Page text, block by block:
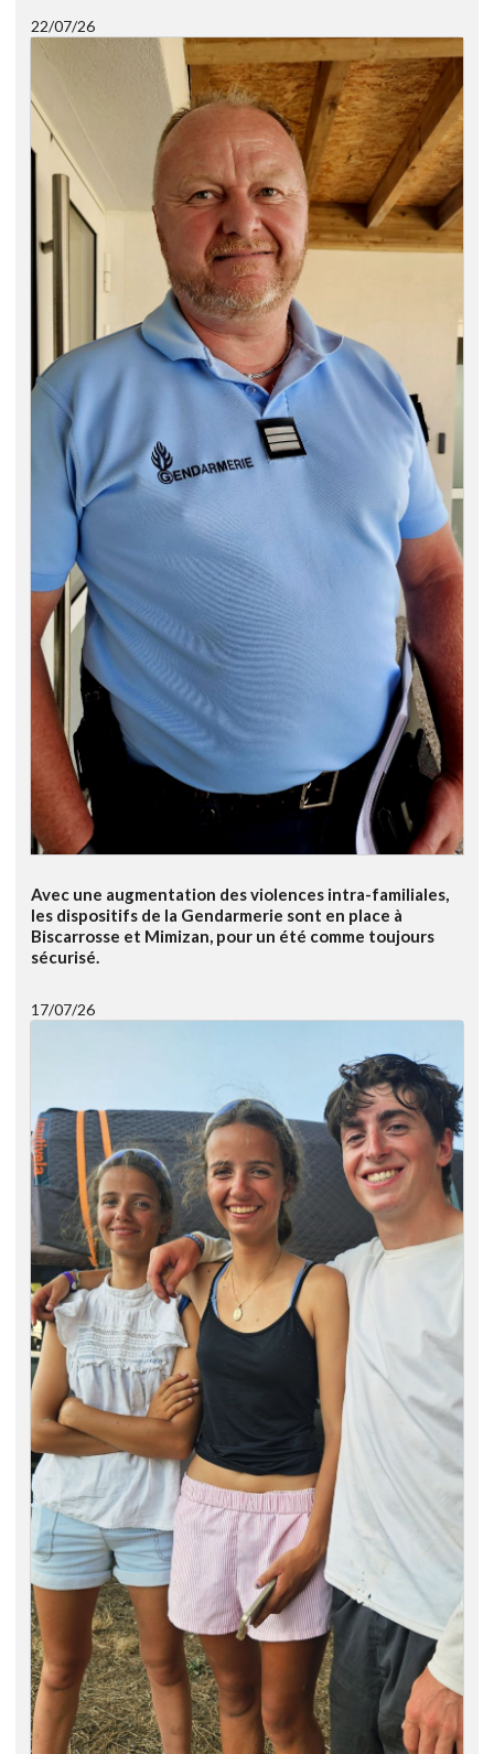
22/07/26
Avec une augmentation des violences intra-familiales,
les dispositifs de la Gendarmerie sont en place à
Biscarrosse et Mimizan, pour un été comme toujours
sécurisé.
17/07/26